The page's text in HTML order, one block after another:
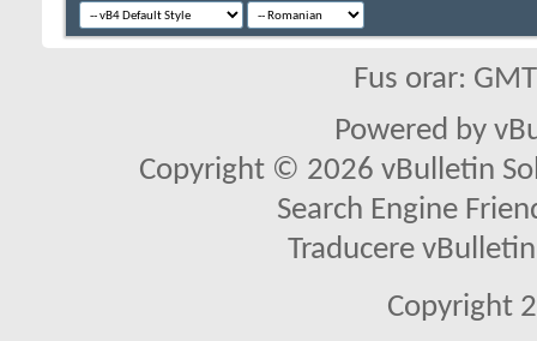
Fus orar:
Powered by
Copyright © 2026 vBulletin
Search Engine
Traducere
Copyright